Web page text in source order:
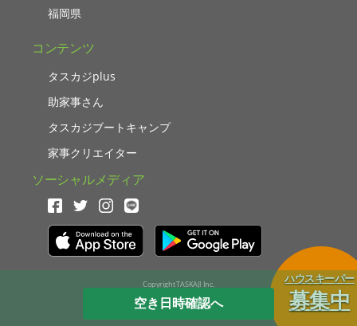
空き日時確認へ
ハウスキーパー
募集中
福岡県
コンテンツ
タスカジplus
助家事さん
タスカジブートキャンプ
家事クリエイター
ソーシャルメディア
Copyright TASKAJI Inc.